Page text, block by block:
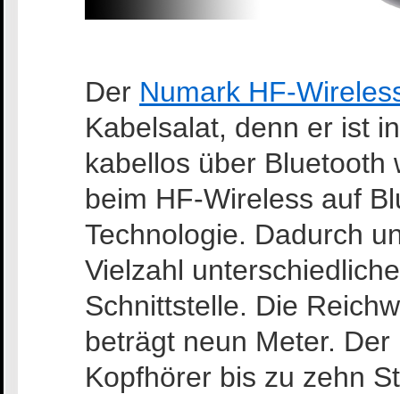
Der Numark HF-
Kabelsalat, denn er ist
kabellos über Bluetooth
beim HF-Wireless auf
Technologie. Dadurch
Vielzahl
Schnittstelle. Die
beträgt neun Meter.
Kopfhörer bis zu zehn